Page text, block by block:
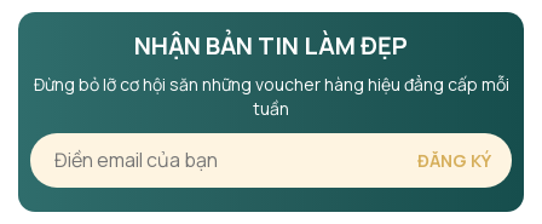
NHẬN BẢN TIN LÀM ĐẸP
Đừng bỏ lỡ cơ hội săn những voucher hàng hiệu đẳng cấp mỗi
tuần